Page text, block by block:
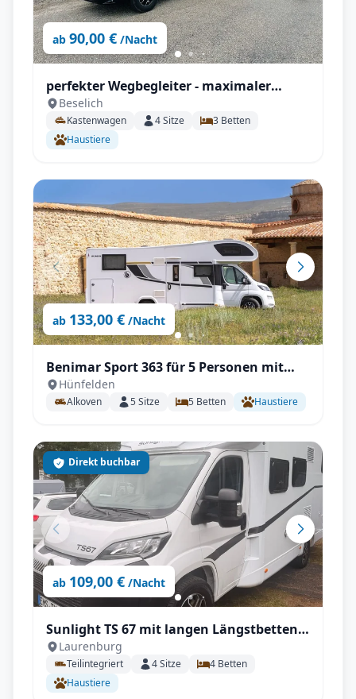
ab 90,00 € /Nacht
perfekter Wegbegleiter - maximaler
Komfort V 630 J X-Edition
Beselich
Kastenwagen 4Sitze 3 Betten
Haustiere
ab 133,00 € /Nacht
Benimar Sport 363 für 5 Personen mit
Hünfelden
Alkoven 5Sitze 5 Betten Haustiere
ab 109,00 € /Nacht
Direkt buchbar
Sunlight TS 67 mit langen Längstbetten
und voll Autrak, Automatik
Laurenburg
Teilintegriert 4Sitze 4 Betten
Haustiere